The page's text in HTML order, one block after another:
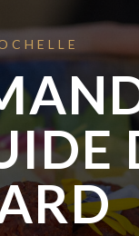
own
a drag&drop content
to place